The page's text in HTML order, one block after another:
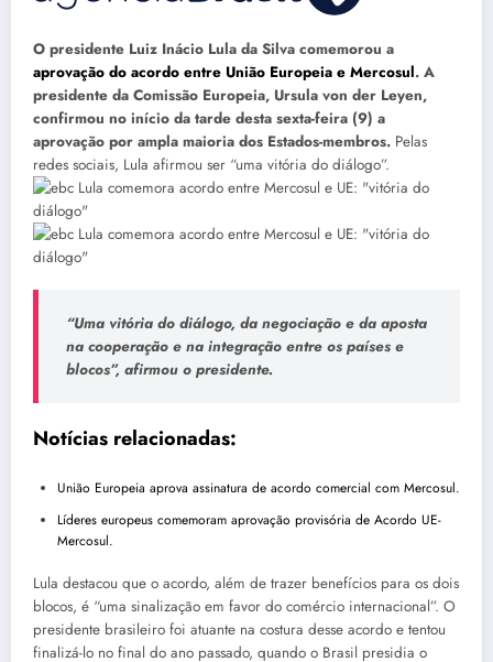
O presidente Luiz Inácio Lula da Silva comemorou a
aprovação do acordo entre União Europeia e Mercosul. A
presidente da Comissão Europeia, Ursula von der Leyen,
confirmou no início da tarde desta sexta-feira (9) a
aprovação por ampla maioria dos Estados-membros. Pelas
redes sociais, Lula afirmou ser “uma vitória do diálogo”.
“Uma vitória do diálogo, da negociação e da aposta
na cooperação e na integração entre os países e
blocos”, afirmou o presidente.
Notícias relacionadas:
União Europeia aprova assinatura de acordo comercial com Mercosul.
Líderes europeus comemoram aprovação provisória de Acordo UE-
Mercosul.
Lula destacou que o acordo, além de trazer benefícios para os dois
blocos, é “uma sinalização em favor do comércio internacional”. O
presidente brasileiro foi atuante na costura desse acordo e tentou
finalizá-lo no final do ano passado, quando o Brasil presidia o